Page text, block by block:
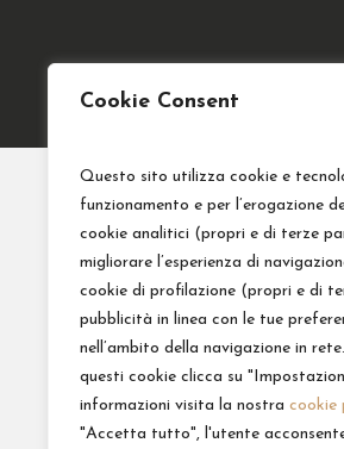
Cookie Consent
Questo sito utilizza cookie e
funzionamento e per l’erogazione
cookie analitici (propri e di terze
migliorare l’esperienza di
cookie di profilazione (propri e di
pubblicità in linea con le tue
nell’ambito della navigazione in
questi cookie clicca su
informazioni visita la nostra cookie
"Accetta tutto", l'utente
TMC OHG
d. Wieser Monica und Melis
Claudio
Schönblickstraße, 17
39012 Meran (BZ)